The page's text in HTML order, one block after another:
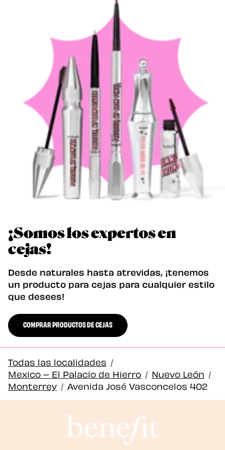
¡Somos los expertos en
cejas!
Desde naturales hasta atrevidas, ¡tenemos
un producto para cejas para cualquier estilo
que desees!
COMPRAR PRODUCTOS DE CEJAS
Todas las localidades /
Mexico – El Palacio de Hierro / Nuevo León /
Monterrey / Avenida José Vasconcelos 402